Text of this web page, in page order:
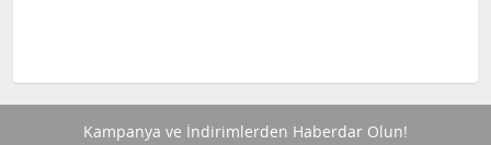
Kampanya ve İndirimlerden Haberdar Olun!